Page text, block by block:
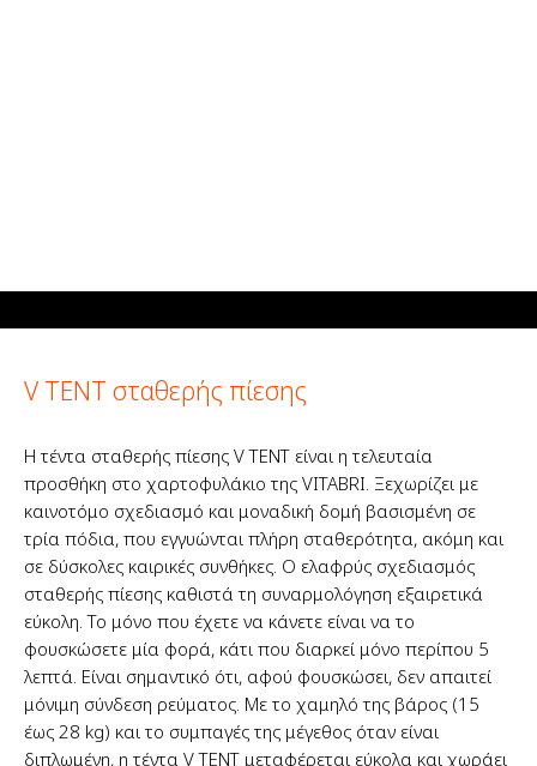
V TENT σταθερής πίεσης
Η τέντα σταθερής πίεσης V TENT είναι η τελευταία
προσθήκη στο χαρτοφυλάκιο της VITABRI. Ξεχωρίζει με
καινοτόμο σχεδιασμό και μοναδική δομή βασισμένη σε
τρία πόδια, που εγγυώνται πλήρη σταθερότητα, ακόμη και
σε δύσκολες καιρικές συνθήκες. Ο ελαφρύς σχεδιασμός
σταθερής πίεσης καθιστά τη συναρμολόγηση εξαιρετικά
εύκολη. Το μόνο που έχετε να κάνετε είναι να το
φουσκώσετε μία φορά, κάτι που διαρκεί μόνο περίπου 5
λεπτά. Είναι σημαντικό ότι, αφού φουσκώσει, δεν απαιτεί
μόνιμη σύνδεση ρεύματος. Με το χαμηλό της βάρος (15
έως 28 kg) και το συμπαγές της μέγεθος όταν είναι
διπλωμένη, η τέντα V TENT μεταφέρεται εύκολα και χωράει